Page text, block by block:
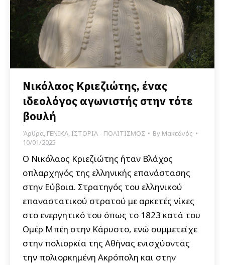
Νικόλαος Κριεζιώτης, ένας
ιδεολόγος αγωνιστής στην τότε
βουλή
Άρθρα, ΓΕΝΙΚΑ, ΙΣΤΟΡΙΑ - ΠΟΛΙΤΙΣΜΟΣ By Μακεδνός
10/01/2025
Ο Νικόλαος Κριεζιώτης ήταν Βλάχος
οπλαρχηγός της ελληνικής επανάστασης
στην Εύβοια. Στρατηγός του ελληνικού
επαναστατικού στρατού με αρκετές νίκες
στο ενεργητικό του όπως το 1823 κατά του
Ομέρ Μπέη στην Κάρυστο, ενώ συμμετείχε
στην πολιορκία της Αθήνας ενισχύοντας
την πολιορκημένη Ακρόπολη και στην